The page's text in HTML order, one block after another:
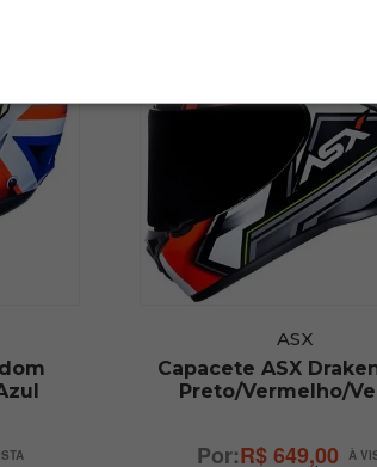
ASX
Capacete ASX
Preto/Vermelho/
R$ 649,00